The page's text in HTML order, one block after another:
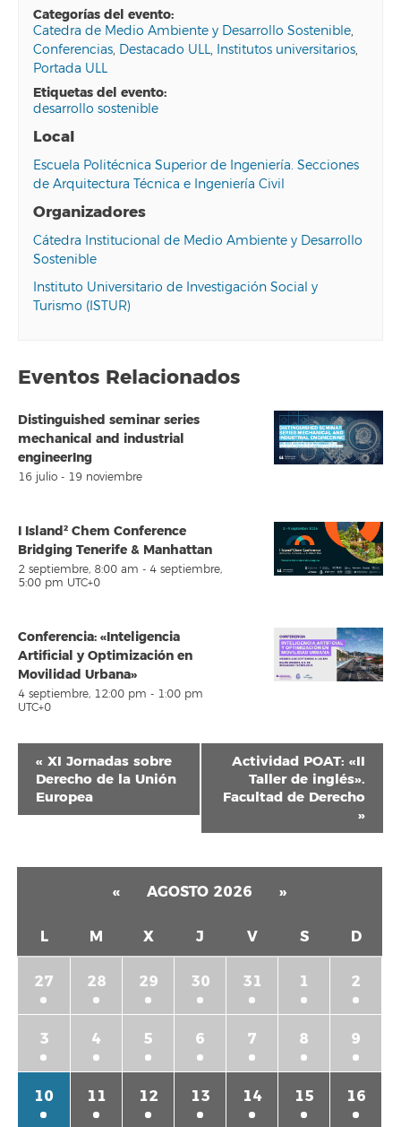
categorías del evento:
Catedra de Medio Ambiente y Desarrollo Sostenible,
Conferencias, Destacado ULL, Institutos universitarios,
Portada ULL
etiquetas del evento:
desarrollo sostenible
Local
Escuela Politécnica Superior de Ingeniería. Secciones
de Arquitectura Técnica e Ingeniería Civil
Organizadores
Cátedra Institucional de Medio Ambiente y Desarrollo
Sostenible
Instituto Universitario de Investigación Social y
Turismo (ISTUR)
Eventos Relacionados
Distinguished seminar series
mechanical and industrial
engineerIng
16 julio - 19 noviembre
I Island² Chem Conference
Bridging Tenerife & Manhattan
2 septiembre, 8:00 am - 4 septiembre,
5:00 pm UTC+0
Conferencia: «Inteligencia
Artificial y Optimización en
Movilidad Urbana»
4 septiembre, 12:00 pm - 1:00 pm
UTC+0
Navegación
del
Evento
« XI Jornadas sobre
Derecho de la Unión
Europea
Actividad POAT: «II
Taller de inglés».
Facultad de Derecho
»
« AGOSTO 2026 »
L M X J V S D
27 28 29 30 31 1 2
3 4 5 6 7 8 9
10 11 12 13 14 15 16